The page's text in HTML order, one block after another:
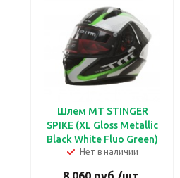
Шлем MT STINGER
SPIKE (XL Gloss Metallic
Black White Fluo Green)
Нет в наличии